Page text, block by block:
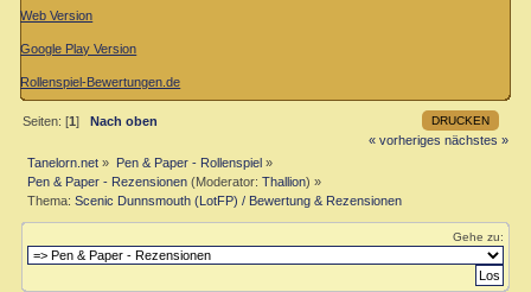
Web Version
Google Play Version
Rollenspiel-Bewertungen.de
DRUCKEN
Seiten: [1]
Nach oben
« vorheriges nächstes »
Tanelorn.net » Pen & Paper - Rollenspiel»
Pen & Paper - Rezensionen (Moderator:Thallion) »
Thema:Scenic Dunnsmouth (LotFP) / Bewertung & Rezensionen
Gehe zu: